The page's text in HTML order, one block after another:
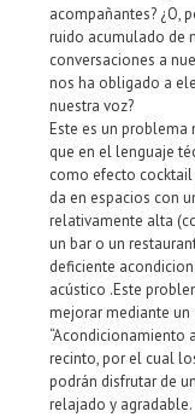
acompañantes? ¿O,
ruido acumulado de
conversaciones a
nos ha obligado a
nuestra voz?
Este es un problema
que en el lenguaje
como efecto cocktail
da en espacios con
relativamente alta
un bar o un
deficiente
acústico .Este
mejorar mediante un
“Acondicionamiento
recinto, por el cual
podrán disfrutar de
relajado y agradable.